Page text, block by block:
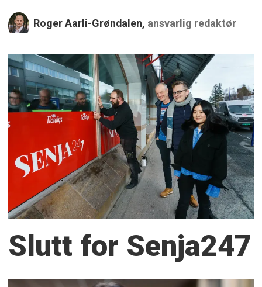
Roger Aarli-Grøndalen, ansvarlig redaktør
Slutt for Senja247